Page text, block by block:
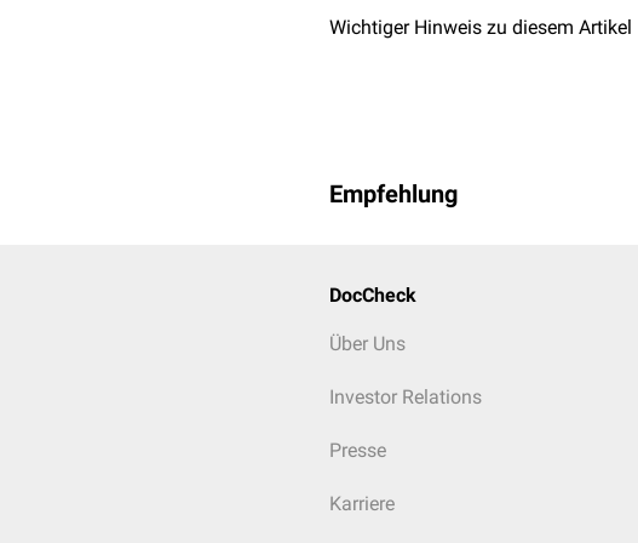
Wichtiger Hinweis zu diesem Artikel
Empfehlung
DocCheck
Über Uns
Investor Relations
Presse
Karriere